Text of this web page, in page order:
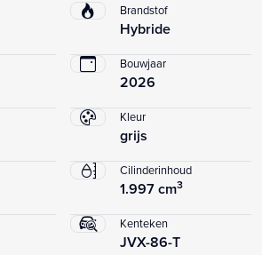
Brandstof
Hybride
Bouwjaar
2026
Kleur
grijs
Cilinderinhoud
1.997 cm3
Kenteken
JVX-86-T